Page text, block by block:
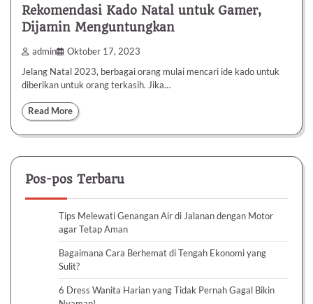
Rekomendasi Kado Natal untuk Gamer,
Dijamin Menguntungkan
admin Oktober 17, 2023
Jelang Natal 2023, berbagai orang mulai mencari ide kado untuk
diberikan untuk orang terkasih. Jika…
Read More
Pos-pos Terbaru
Tips Melewati Genangan Air di Jalanan dengan Motor
agar Tetap Aman
Bagaimana Cara Berhemat di Tengah Ekonomi yang
Sulit?
6 Dress Wanita Harian yang Tidak Pernah Gagal Bikin